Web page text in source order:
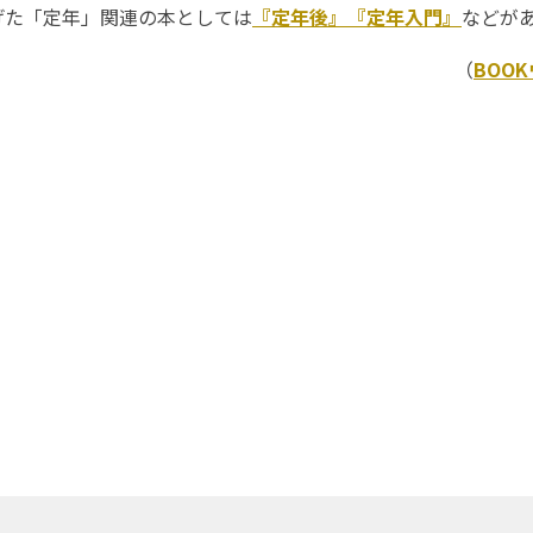
「定年」関連の本としては 『定年後』 『定年入門』 など
（